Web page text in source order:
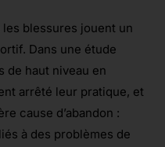
blessures jouent un
Dans une étude
de haut niveau en
arrêté leur pratique, et
cause d’abandon :
à des problèmes de